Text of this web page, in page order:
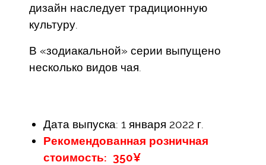
дизайн наследует традиционную
культуру.
В «зодиакальной» серии выпущено
несколько видов чая.
Дата выпуска: 1 января 2022 г.
Рекомендованная розничная
стоимость: 350¥